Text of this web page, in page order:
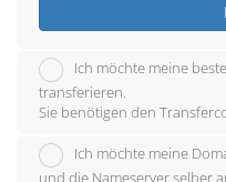
Ich möchte meine
transferieren.
Sie benötigen den
Ich möchte meine
und die Nameserver selber